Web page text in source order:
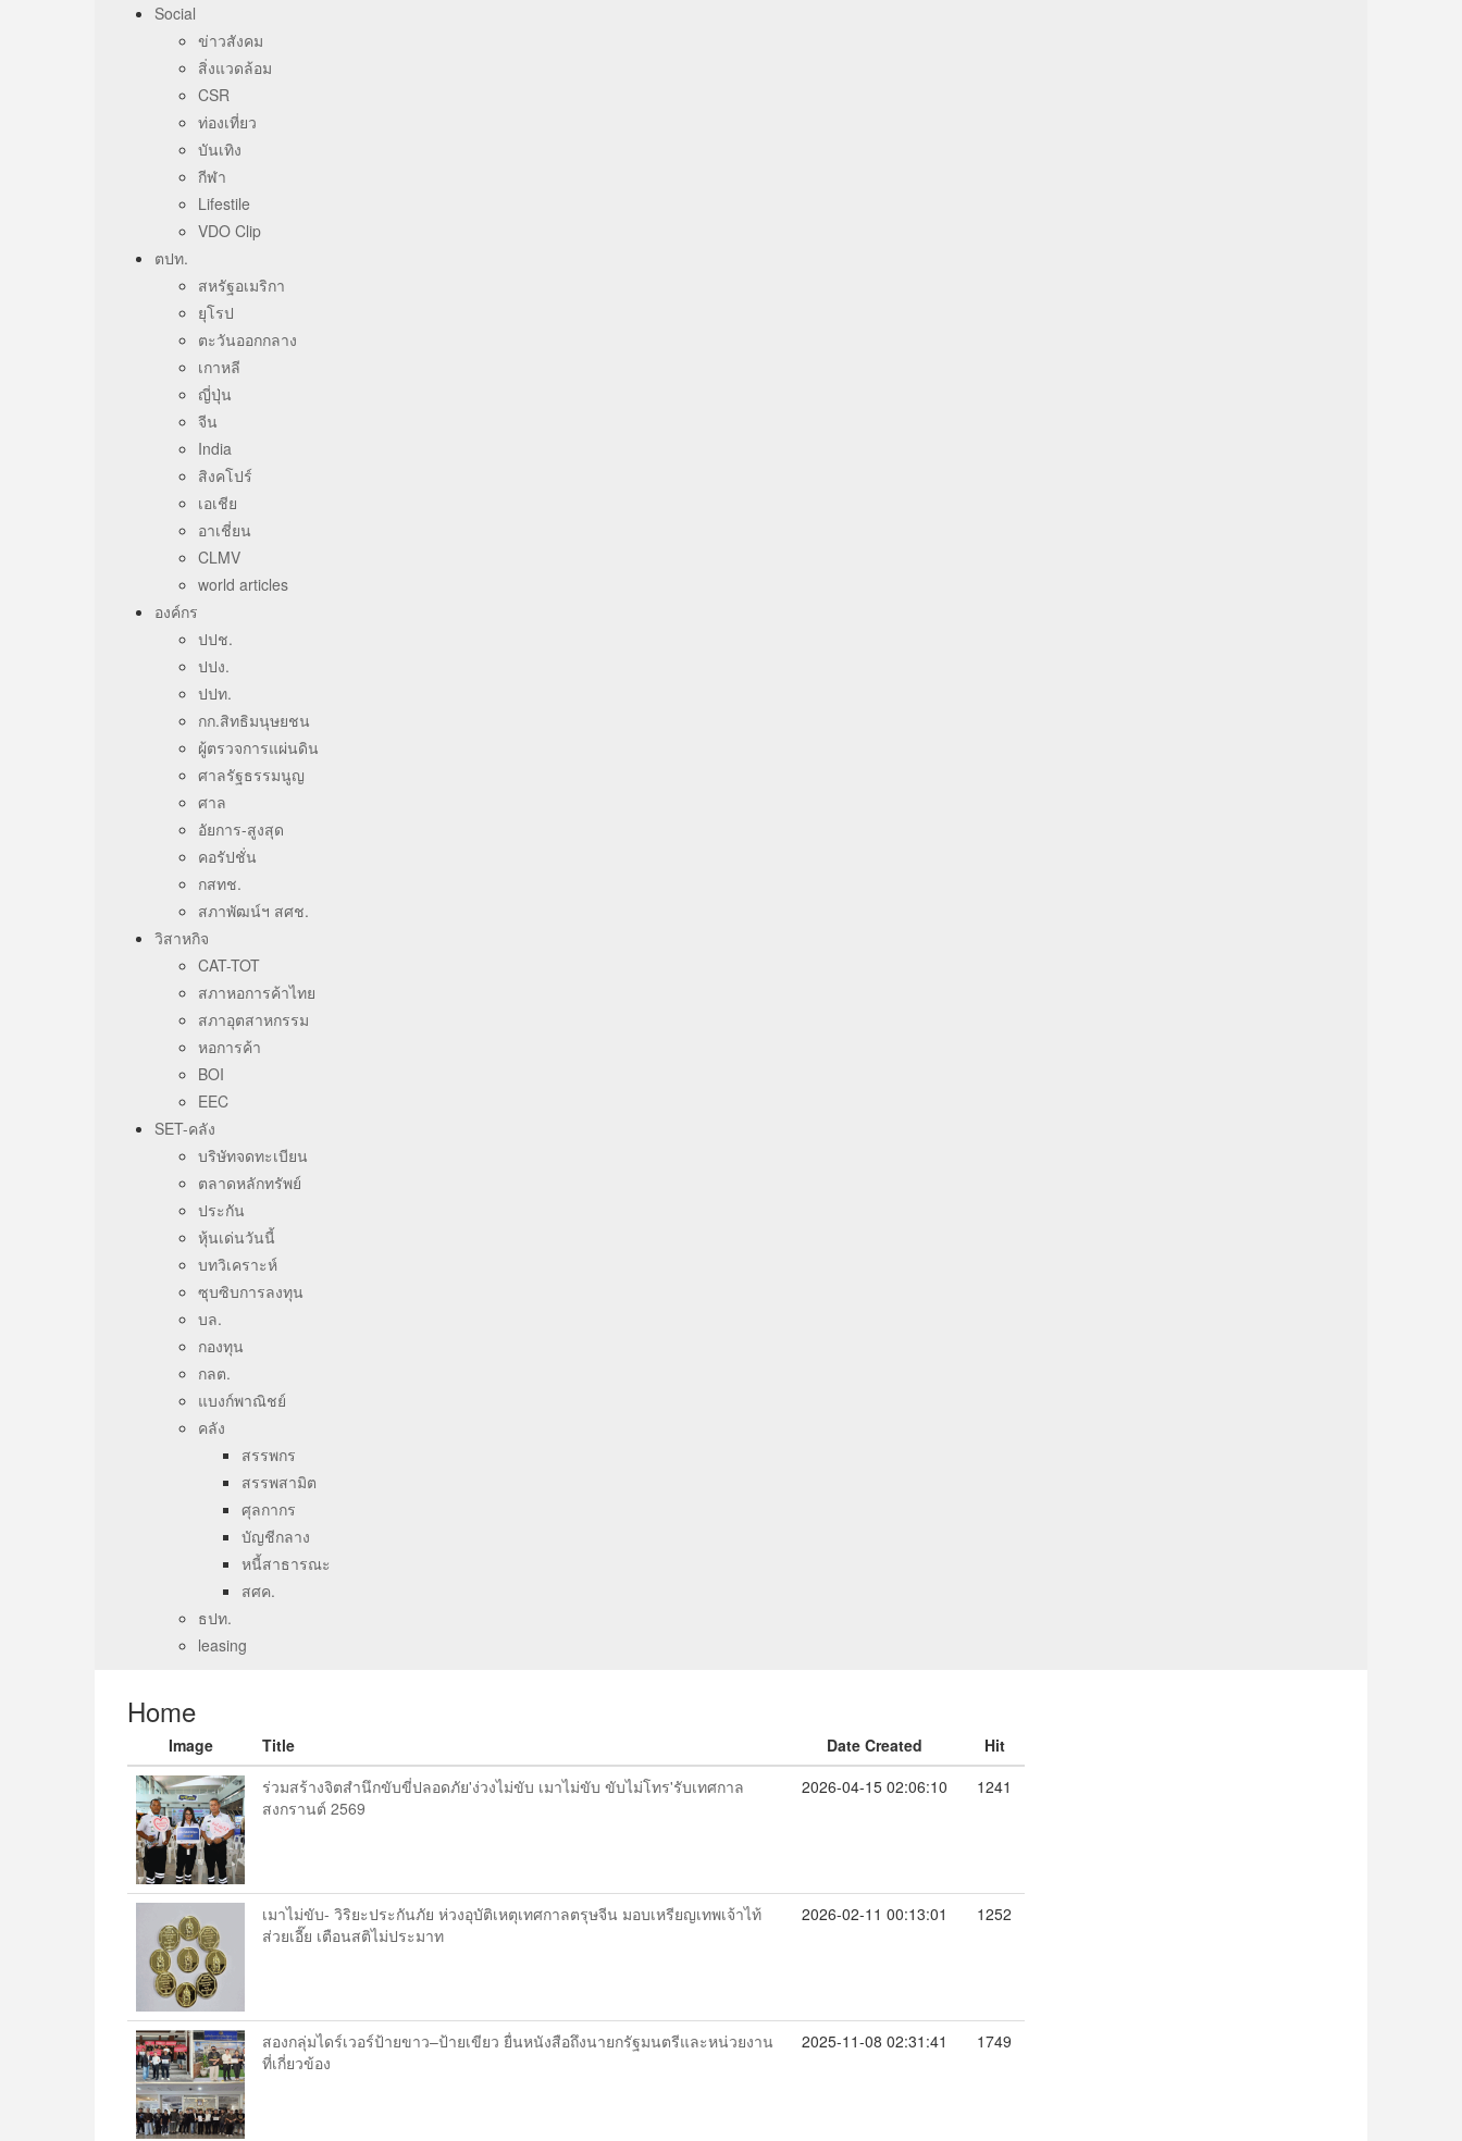
Social
ข่าวสังคม
สิ่งแวดล้อม
CSR
ท่องเที่ยว
บันเทิง
กีฬา
Lifestile
VDO Clip
ตปท.
สหรัฐอเมริกา
ยุโรป
ตะวันออกกลาง
เกาหลี
ญี่ปุ่น
จีน
India
สิงคโปร์
เอเชีย
อาเชี่ยน
CLMV
world articles
องค์กร
ปปช.
ปปง.
ปปท.
กก.สิทธิมนุษยชน
ผู้ตรวจการแผ่นดิน
ศาลรัฐธรรมนูญ
ศาล
อัยการ-สูงสุด
คอรัปชั่น
กสทช.
สภาพัฒน์ฯ สศช.
วิสาหกิจ
CAT-TOT
สภาหอการค้าไทย
สภาอุตสาหกรรม
หอการค้า
BOI
EEC
SET-คลัง
บริษัทจดทะเบียน
ตลาดหลักทรัพย์
ประกัน
หุ้นเด่นวันนี้
บทวิเคราะห์
ซุบซิบการลงทุน
บล.
กองทุน
กลต.
แบงก์พาณิชย์
คลัง
สรรพกร
สรรพสามิต
ศุลกากร
บัญชีกลาง
หนี้สาธารณะ
สศค.
ธปท.
leasing
Home
Image Title Date Created
Hit
ร่วมสร้างจิตสำนึกขับขี่ปลอดภัย'ง่วงไม่ขับ เมาไม่ขับ ขับไม่โทร'รับเทศกาล
สงกรานต์ 2569
2026-04-15 02:06:10 1241
เมาไม่ขับ- วิริยะประกันภัย ห่วงอุบัติเหตุเทศกาลตรุษจีน มอบเหรียญเทพเจ้าไท้
ส่วยเอี๊ย เตือนสติไม่ประมาท
2026-02-11 00:13:01 1252
สองกลุ่มไดร์เวอร์ป้ายขาว–ป้ายเขียว ยื่นหนังสือถึงนายกรัฐมนตรีและหน่วยงาน
ที่เกี่ยวข้อง
2025-11-08 02:31:41 1749